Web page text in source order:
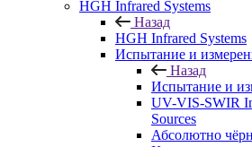
HGH Infrared Systems
Назад
HGH Infrared Systems
Испытание и
Назад
Испытание и
UV-VIS-SWIR
Sources
Абсолютно